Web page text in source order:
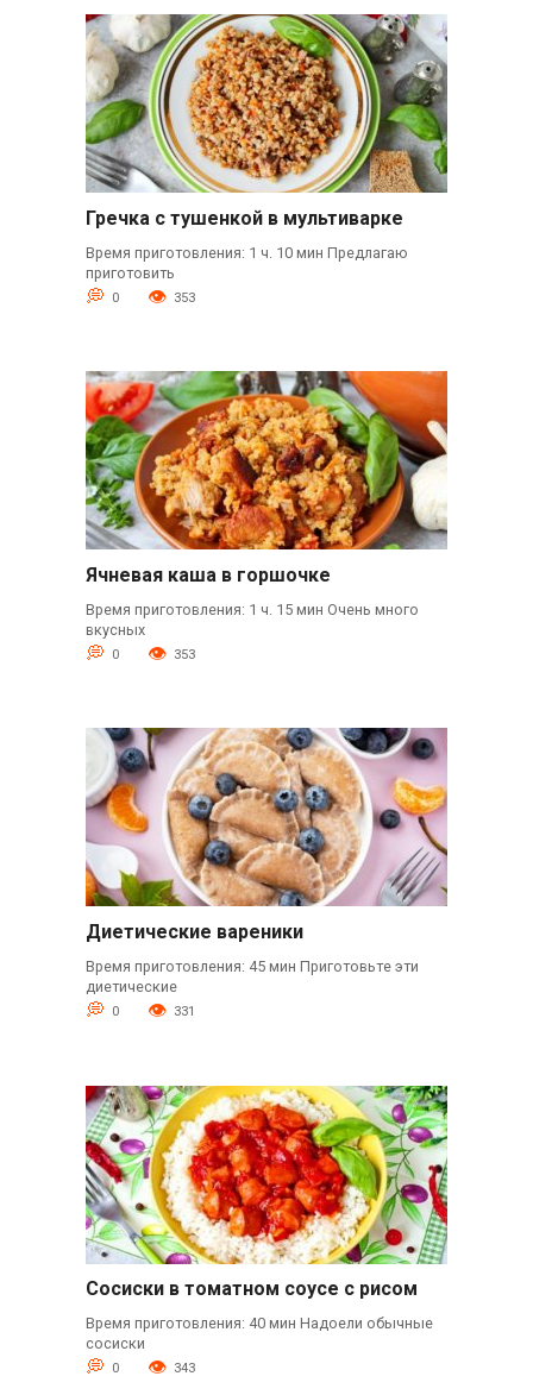
Гречка с тушенкой в мультиварке
Время приготовления: 1 ч. 10 мин Предлагаю
приготовить
0 353
Ячневая каша в горшочке
Время приготовления: 1 ч. 15 мин Очень много
вкусных
0 353
Диетические вареники
Время приготовления: 45 мин Приготовьте эти
диетические
0 331
Сосиски в томатном соусе с рисом
Время приготовления: 40 мин Надоели обычные
сосиски
0 343